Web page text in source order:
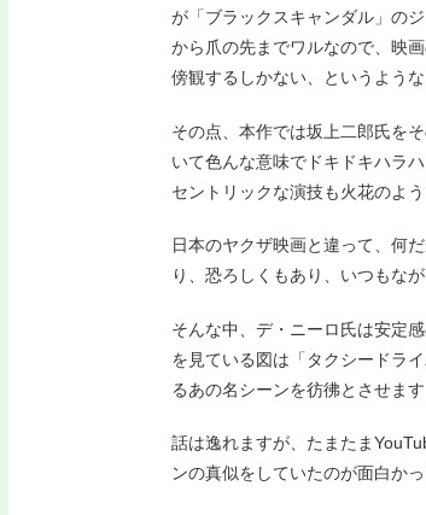
が「ブラックスキャンダル」の
から爪の先までワルなので、映
傍観するしかない、というような
その点、本作では坂上二郎氏を
いて色んな意味でドキドキハラ
セントリックな演技も火花のよう
日本のヤクザ映画と違って、何
り、恐ろしくもあり、いつもな
そんな中、デ・ニーロ氏は安定
を見ている図は「タクシードラ
るあの名シーンを彷彿とさせます
話は逸れますが、たまたま
ンの真似をしていたのが面白か